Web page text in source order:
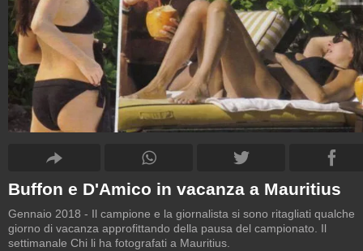
Buffon e D'Amico in vacanza a Mauritius
Gennaio 2018 - Il campione e la giornalista si sono ritagliati qualche
giorno di vacanza approfittando della pausa del campionato. Il
settimanale Chi li ha fotografati a Mauritius.